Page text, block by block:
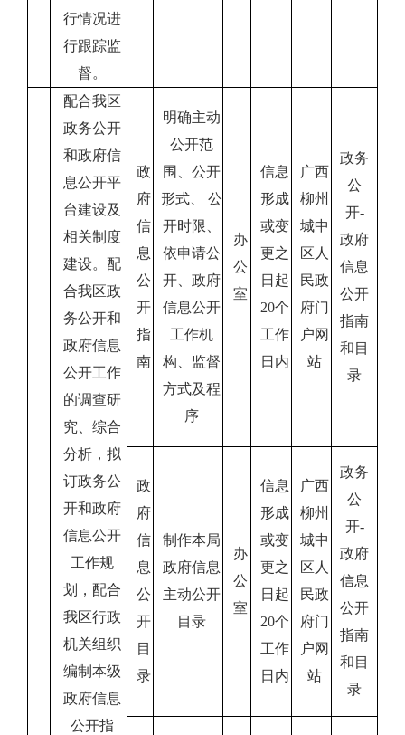
行情况进
行跟踪监
督。
配合我区
政务公开
和政府信
息公开平
台建设及
相关制度
建设。配
合我区政
务公开和
政府信息
公开工作
的调查研
究、综合
分析，拟
订政务公
开和政府
信息公开
工作规
划，配合
我区行政
机关组织
编制本级
政府信息
公开指
政
府
信
息
公
开
指
南
明确主动
公开范
围、公开
形式、 公
开时限、
依申请公
开、政府
信息公开
工作机
构、监督
方式及程
序
办
公
室
信息
形成
或变
更之
日起
20个
工作
日内
广西
柳州
城中
区人
民政
府门
户网
站
政务
公
开-
政府
信息
公开
指南
和目
录
政
府
信
息
公
开
目
录
制作本局
政府信息
主动公开
目录
办
公
室
信息
形成
或变
更之
日起
20个
工作
日内
广西
柳州
城中
区人
民政
府门
户网
站
政务
公
开-
政府
信息
公开
指南
和目
录